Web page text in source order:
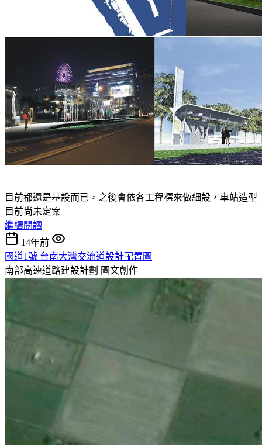
目前都還是基設而已，之後會依各工程標來做細設，車站造型
目前尚未定案
繼續閱讀
14年前
國道1號 台南大灣交流道設計配置圖
南部高速道路建設計劃
圖文創作